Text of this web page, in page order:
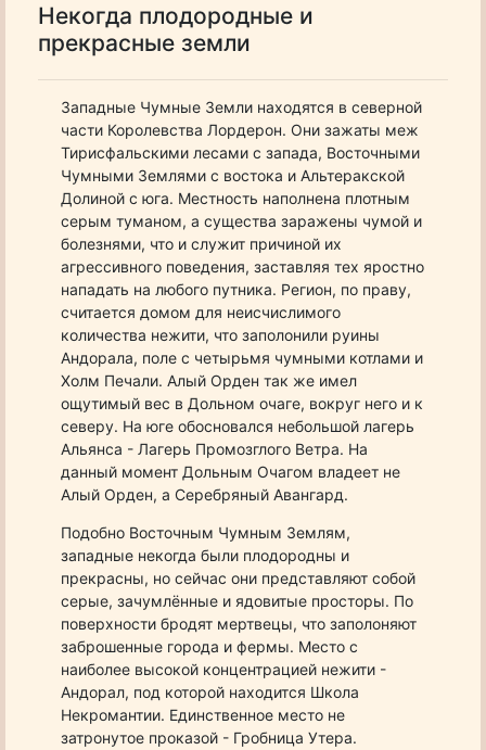
Некогда плодородные и
прекрасные земли
Западные Чумные Земли находятся в северной
части Королевства Лордерон. Они зажаты меж
Тирисфальскими лесами с запада, Восточными
Чумными Землями с востока и Альтеракской
Долиной с юга. Местность наполнена плотным
серым туманом, а существа заражены чумой и
болезнями, что и служит причиной их
агрессивного поведения, заставляя тех яростно
нападать на любого путника. Регион, по праву,
считается домом для неисчислимого
количества нежити, что заполонили руины
Андорала, поле с четырьмя чумными котлами и
Холм Печали. Алый Орден так же имел
ощутимый вес в Дольном очаге, вокруг него и к
северу. На юге обосновался небольшой лагерь
Альянса - Лагерь Промозглого Ветра. На
данный момент Дольным Очагом владеет не
Алый Орден, а Серебряный Авангард.
Подобно Восточным Чумным Землям,
западные некогда были плодородны и
прекрасны, но сейчас они представляют собой
серые, зачумлённые и ядовитые просторы. По
поверхности бродят мертвецы, что заполоняют
заброшенные города и фермы. Место с
наиболее высокой концентрацией нежити -
Андорал, под которой находится Школа
Некромантии. Единственное место не
затронутое проказой - Гробница Утера.